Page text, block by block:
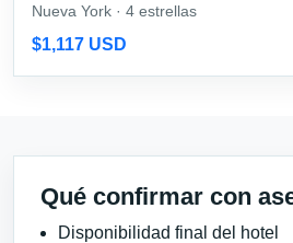
Nueva York · 4 estrellas
$1,117 USD
Qué confirmar con
Disponibilidad final del hotel